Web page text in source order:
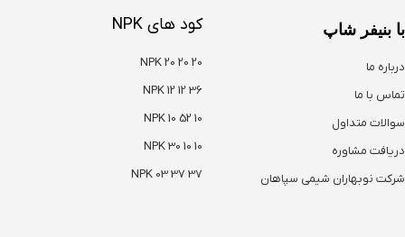
با بنیفر شاپ
درباره ما
تماس با ما
سوالات متداول
دریافت مشاوره
شرکت نوبهاران شیمی سپاهان
کود های NPK
NPK 20 20 20
NPK 12 12 36
NPK 10 52 10
NPK 30 10 10
NPK 03 37 37